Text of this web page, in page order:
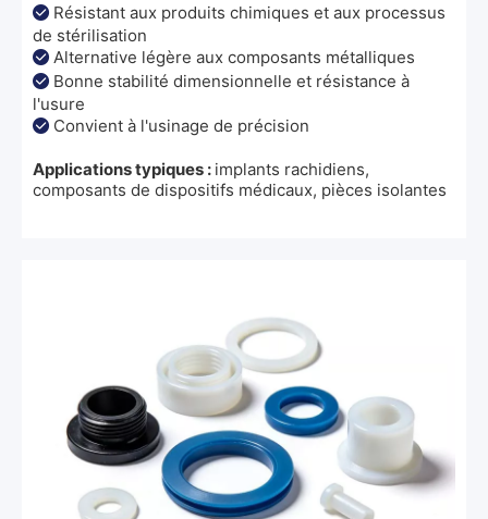
 Résistant aux produits chimiques et aux processus
de stérilisation
 Alternative légère aux composants métalliques
 Bonne stabilité dimensionnelle et résistance à
l'usure
 Convient à l'usinage de précision
Applications typiques : implants rachidiens,
composants de dispositifs médicaux, pièces isolantes